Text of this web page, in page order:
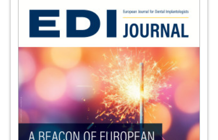
Dr Rita Singh, Nepa
Immediate implant placement and
restoration – a new level of precision
Dr Markus Sperlich and Dr Mathias Sperlich,
Germany
58
Supporting the osseointegration of
ceramic implants
Dr Dominik Nischwitz
BLOOD CONCENTRATE DAY